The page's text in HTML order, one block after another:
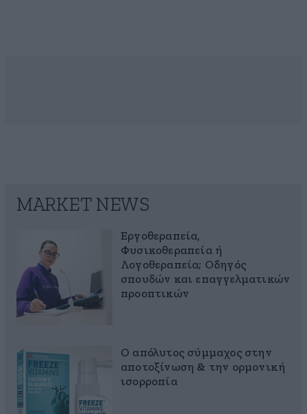
MARKET NEWS
Εργοθεραπεία,
Φυσικοθεραπεία ή
Λογοθεραπεία; Οδηγός
σπουδών και επαγγελματικών
προοπτικών
Ο απόλυτος σύμμαχος στην
αποτοξίνωση & την ορμονική
ισορροπία